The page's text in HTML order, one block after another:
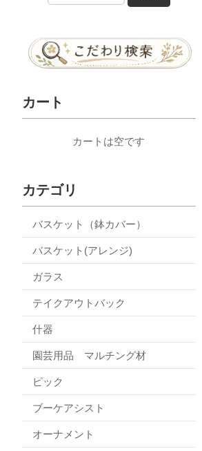
カート
カートは空です
カテゴリ
バスケット（鉢カバー）
バスケット(アレンジ)
ガラス
テイクアウトバック
什器
園芸用品 マルチング材
ピック
ブーケアシスト
オーナメント